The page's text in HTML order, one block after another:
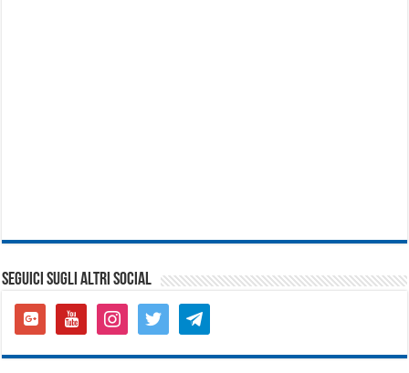
SEGUICI SUGLI ALTRI SOCIAL
google-
plus-
youtubeinstagramtwitter telegram